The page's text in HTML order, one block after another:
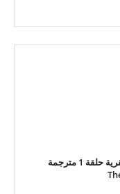
برنامج بارك بوغوم حلاق القرية حلقة 1 مترجمة